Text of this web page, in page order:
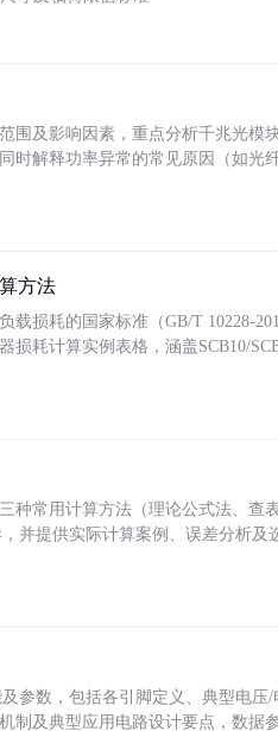
围及影响因素，重点分析千兆光模
时解释功率异常的常见原因（如光
方法
载损耗的国家标准（GB/T 10228-
损耗计算实例表格，涵盖SCB10/
种常用计算方法（理论公式法、查
并提供实际计算案例、误差分析
参数，包括各引脚定义、典型电
制及典型应用电路设计要点，数据